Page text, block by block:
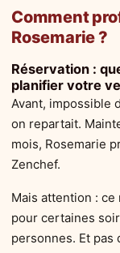
Comment
Rosemarie ?
Réservation :
planifier votre
Avant, impossible
on repartait.
mois, Rosemarie
Zenchef.
Mais attention : ce
pour certaines
personnes. Et pas